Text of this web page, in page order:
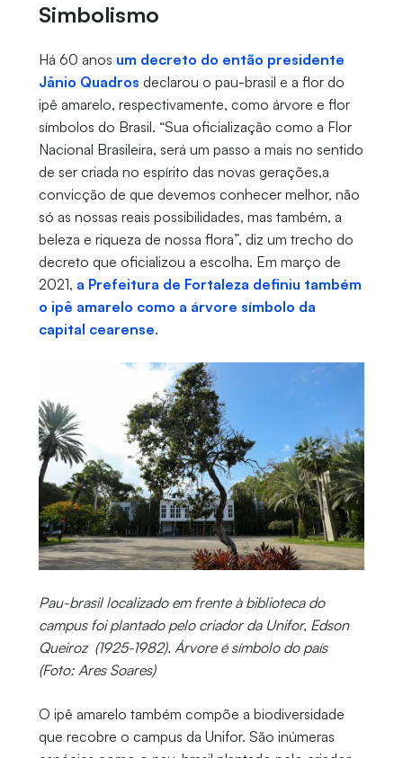
Simbolismo
Há 60 anos um decreto do então presidente
Jânio Quadros declarou o pau-brasil e a flor do
ipê amarelo, respectivamente, como árvore e flor
símbolos do Brasil. “Sua oficialização como a Flor
Nacional Brasileira, será um passo a mais no sentido
de ser criada no espírito das novas gerações,a
convicção de que devemos conhecer melhor, não
só as nossas reais possibilidades, mas também, a
beleza e riqueza de nossa flora”, diz um trecho do
decreto que oficializou a escolha. Em março de
2021, a Prefeitura de Fortaleza definiu também
o ipê amarelo como a árvore símbolo da
capital cearense.
Pau-brasil localizado em frente à biblioteca do
campus foi plantado pelo criador da Unifor, Edson
Queiroz (1925-1982). Árvore é símbolo do país
(Foto: Ares Soares)
O ipê amarelo também compõe a biodiversidade
que recobre o campus da Unifor. São inúmeras